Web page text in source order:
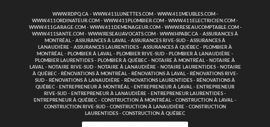
WWW.RDPQ.CA- WWW.411LUNETTES.COM - WWW.411MEUBLES.COM -
WWW.411ORDINATEUR.COM - WWW.411PLOMBIER.COM - WWW.411ELECTRICIEN.COM -
WWW.411GARAGE.COM - WWW.411DEMENAGEUR.COM - WWW.RESEAUCOMPTABLE.COM -
WWW.411SANTE.COM - WWW.RESEAUAVOCATS.COM - WWW.HPABC.CA - ASSURANCES À
MONTRÉAL - ASSURANCES À LAVAL - ASSURANCES RIVE-SUD - ASSURANCES À
LANAUDIÈRE - ASSURANCES LAURENTIDES - ASSURANCES À QUÉBEC - PLOMBIER À
MONTRÉAL - PLOMBIER À LAVAL - PLOMBIER RIVE-SUD - PLOMBIER À LANAUDIÈRE -
PLOMBIER LAURENTIDES - PLOMBIER À QUÉBEC - NOTAIRE À MONTRÉAL - NOTAIRE À
LAVAL- NOTAIRE RIVE-SUD- NOTAIRE À LANAUDIÈRE- NOTAIRE LAURENTIDES- NOTAIRE
À QUÉBEC- RÉNOVATIONS À MONTRÉAL- RÉNOVATIONS À LAVAL- RÉNOVATIONS RIVE-
SUD - RÉNOVATIONS À LANAUDIÈRE - RÉNOVATIONS LAURENTIDES - RÉNOVATIONS À
QUÉBEC - ENTREPRENEUR À MONTRÉAL - ENTREPRENEUR À LAVAL - ENTREPRENEUR
RIVE-SUD - ENTREPRENEUR À LANAUDIÈRE - ENTREPRENEUR LAURENTIDES -
ENTREPRENEUR À QUÉBEC - CONSTRUCTION À MONTRÉAL - CONSTRUCTION À LAVAL -
CONSTRUCTION RIVE-SUD - CONSTRUCTION À LANAUDIÈRE - CONSTRUCTION
LAURENTIDES - CONSTRUCTION À QUÉBEC